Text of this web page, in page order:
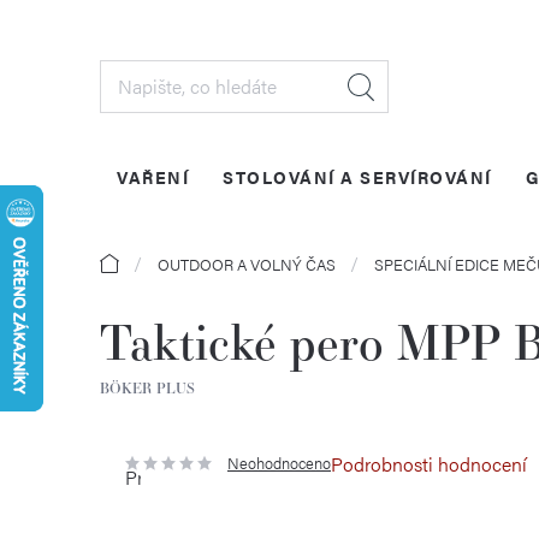
VAŘENÍ STOLOVÁNÍ A SERVÍROVÁNÍ
DomůOUTDOOR A VOLNÝ ČAS SPECIÁLNÍ EDICE
Taktické pero MPP
BÖKER PLUS
Průměrné
hodnocení
NeohodnocenoPodrobnosti hodnocení